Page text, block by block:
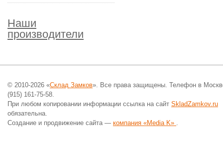
Наши
производители
© 2010-2026 «Склад Замков». Все права защищены. Телефон в
(915) 161-75-58.
При любом копировании информации ссылка на сайт SkladZamkov.ru
обязательна.
Создание и продвижение сайта — компания «Media K» .